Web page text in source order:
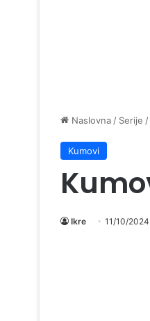
Naslovna / Serije /
Kumovi
Ikre 11/10/2024